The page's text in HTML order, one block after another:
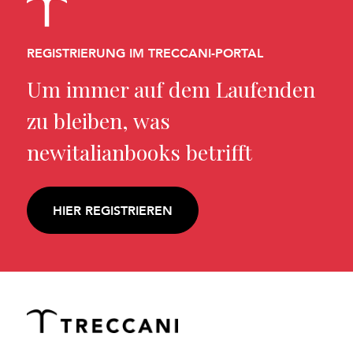
REGISTRIERUNG IM TRECCANI-PORTAL
Um immer auf dem Laufenden
zu bleiben, was
newitalianbooks betrifft
HIER REGISTRIEREN